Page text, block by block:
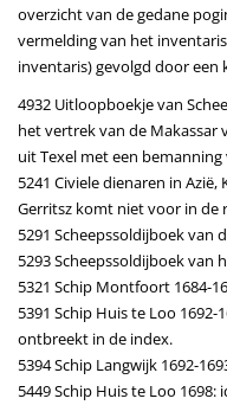
overzicht van de gedane
vermelding van het
inventaris) gevolgd door een
4932 Uitloopboekje van
het vertrek van de Makassar
uit Texel met een
5241 Civiele dienaren in Azië,
Gerritsz komt niet voor in de
5291 Scheepssoldijboek van
5293 Scheepssoldijboek van
5321 Schip Montfoort 1684-
5391 Schip Huis te Loo
ontbreekt in de index.
5394 Schip Langwijk 1692-
5449 Schip Huis te Loo 1698: